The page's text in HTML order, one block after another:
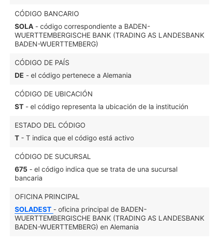
CÓDIGO BANCARIO
SOLA - código correspondiente a BADEN-
WUERTTEMBERGISCHE BANK (TRADING AS LANDESBANK
BADEN-WUERTTEMBERG)
CÓDIGO DE PAÍS
DE - el código pertenece a Alemania
CÓDIGO DE UBICACIÓN
ST - el código representa la ubicación de la institución
ESTADO DEL CÓDIGO
T - T indica que el código está activo
CÓDIGO DE SUCURSAL
675 - el código indica que se trata de una sucursal
bancaria
OFICINA PRINCIPAL
SOLADEST - oficina principal de BADEN-
WUERTTEMBERGISCHE BANK (TRADING AS LANDESBANK
BADEN-WUERTTEMBERG) en Alemania